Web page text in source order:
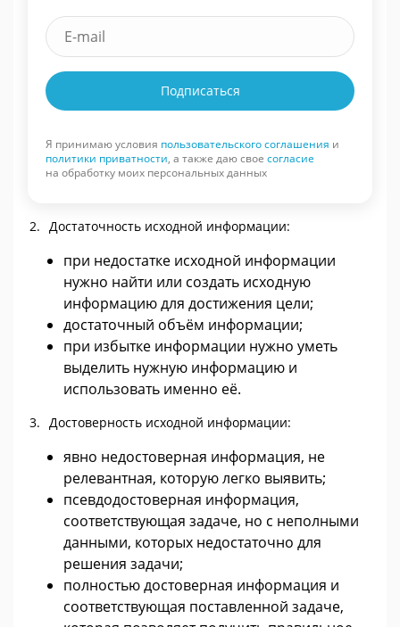
Подписаться
Я принимаю условия пользовательского соглашения и
политики приватности, а также даю свое согласие
на обработку моих персональных данных
Достаточность исходной информации:
при недостатке исходной информации
нужно найти или создать исходную
информацию для достижения цели;
достаточный объём информации;
при избытке информации нужно уметь
выделить нужную информацию и
использовать именно её.
Достоверность исходной информации:
явно недостоверная информация, не
релевантная, которую легко выявить;
псевдодостоверная информация,
соответствующая задаче, но с неполными
данными, которых недостаточно для
решения задачи;
полностью достоверная информация и
соответствующая поставленной задаче,